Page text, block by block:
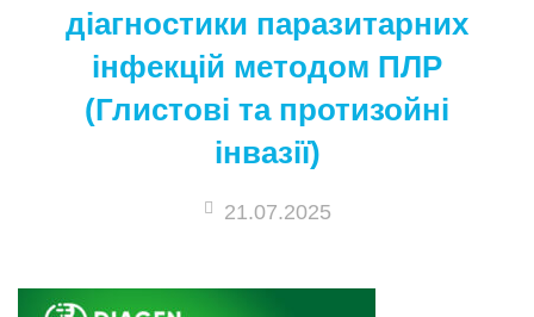
діагностики паразитарних
інфекцій методом ПЛР
(Глистові та протизойні
інвазії)
21.07.2025